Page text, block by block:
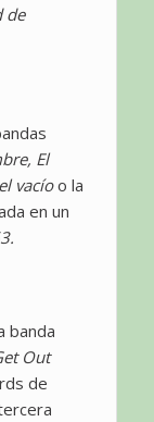
de
El
vacíoo la
en un
banda
Out
de